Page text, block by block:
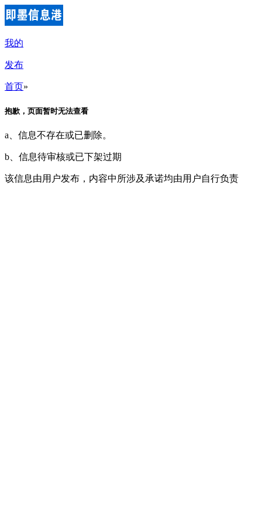
我的
发布
首页»
抱歉，页面暂时无法查看
a、信息不存在或已删除。
b、信息待审核或已下架过期
该信息由用户发布，内容中所涉及承诺均由用户自行负责